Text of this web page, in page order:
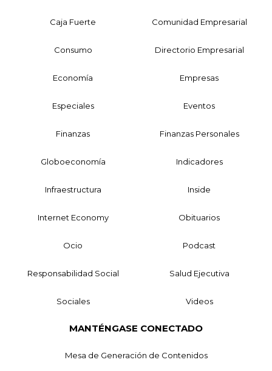
Caja Fuerte Comunidad Empresarial
Consumo Directorio Empresarial
Economía Empresas
Especiales Eventos
Finanzas Finanzas Personales
Globoeconomía Indicadores
Infraestructura Inside
Internet Economy Obituarios
Ocio Podcast
Responsabilidad Social Salud Ejecutiva
Sociales Videos
MANTÉNGASE CONECTADO
Mesa de Generación de Contenidos